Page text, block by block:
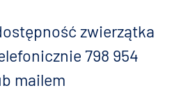
zwierzątka
798 954
mailem